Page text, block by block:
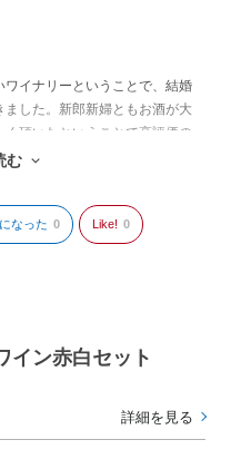
イナリーということで、結婚
した。新郎新婦ともお酒が大
頂いたということで高評価の
してみようかと思います。
む
なった 0 Like! 0
イン赤白セット
詳細を見る